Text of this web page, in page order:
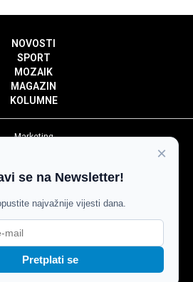
NOVOSTI
SPORT
MOZAIK
MAGAZIN
KOLUMNE
Marketing
Impressum
komentiranja
Agroglas
×
se na Newsletter!
najvažnije vijesti dana.
Pretplati se